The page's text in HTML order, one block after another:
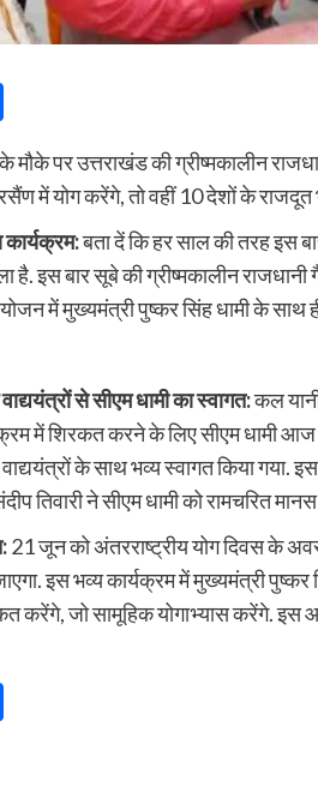
मौके पर उत्तराखंड की ग्रीष्मकालीन
में योग करेंगे, तो वहीं 10 देशों के
कार्यक्रम:बता दें कि हर साल की तरह इस
है. इस बार सूबे की ग्रीष्मकालीन
में मुख्यमंत्री पुष्कर सिंह धामी के साथ
से सीएम धामी का स्वागत:कल
में शिरकत करने के लिए सीएम धामी
के साथ भव्य स्वागत किया
तिवारी ने सीएम धामी को रामचरित
21 जून को अंतरराष्ट्रीय योग दिवस के
इस भव्य कार्यक्रम में मुख्यमंत्री
करेंगे, जो सामूहिक योगाभ्यास करेंगे.